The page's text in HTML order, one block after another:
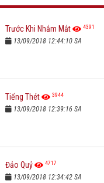
Trước Khi Nhắm Mắt 4391
13/09/2018 12:44:10 SA
Tiếng Thét 3944
13/09/2018 12:39:16 SA
Đảo Quỷ 4717
13/09/2018 12:34:42 SA